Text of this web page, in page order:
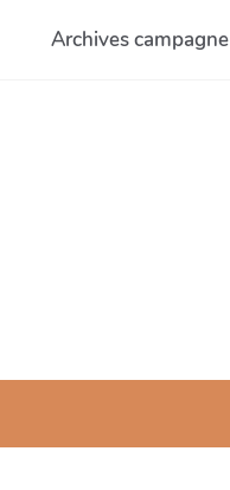
Archives campagne